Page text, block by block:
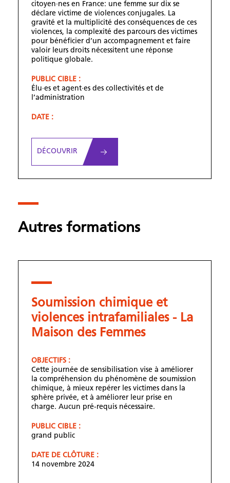
citoyen·nes en France: une femme sur dix se
déclare victime de violences conjugales. La
gravité et la multiplicité des conséquences de ces
violences, la complexité des parcours des victimes
pour bénéficier d’un accompagnement et faire
valoir leurs droits nécessitent une réponse
politique globale.
PUBLIC CIBLE :
Élu·es et agent·es des collectivités et de
l’administration
DATE :
DÉCOUVRIR
Autres formations
Soumission chimique et
violences intrafamiliales - La
Maison des Femmes
OBJECTIFS :
Cette journée de sensibilisation vise à améliorer
la compréhension du phénomène de soumission
chimique, à mieux repérer les victimes dans la
sphère privée, et à améliorer leur prise en
charge. Aucun pré-requis nécessaire.
PUBLIC CIBLE :
grand public
DATE DE CLÔTURE :
14 novembre 2024